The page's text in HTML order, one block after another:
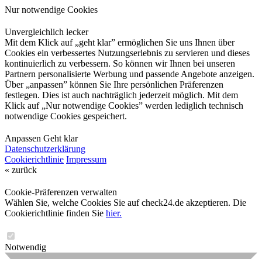
Nur notwendige Cookies
Unvergleichlich lecker
Mit dem Klick auf „geht klar” ermöglichen Sie uns Ihnen über
Cookies ein verbessertes Nutzungserlebnis zu servieren und dieses
kontinuierlich zu verbessern. So können wir Ihnen bei unseren
Partnern personalisierte Werbung und passende Angebote anzeigen.
Über „anpassen” können Sie Ihre persönlichen Präferenzen
festlegen. Dies ist auch nachträglich jederzeit möglich. Mit dem
Klick auf „Nur notwendige Cookies” werden lediglich technisch
notwendige Cookies gespeichert.
Anpassen Geht klar
Datenschutzerklärung
Cookierichtlinie Impressum
« zurück
Cookie-Präferenzen verwalten
Wählen Sie, welche Cookies Sie auf check24.de akzeptieren. Die
Cookierichtlinie finden Sie hier.
Notwendig